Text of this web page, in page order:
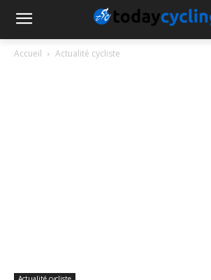
Accueil Actualité cycliste